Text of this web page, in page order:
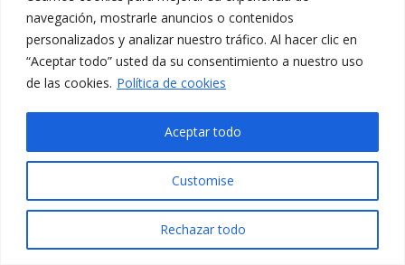
navegación, mostrarle anuncios o contenidos
personalizados y analizar nuestro tráfico. Al hacer clic en
“Aceptar todo” usted da su consentimiento a nuestro uso
de las cookies. Política de cookies
Customise
Rechazar todo
Aceptar todo
Contacta
amb
nosaltres
Edifici
Girona 1-3
Barcelona
www.cit.upc.edu
+34 93 405 44
03
Segueix-nos